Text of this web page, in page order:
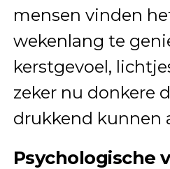
mensen vinden
wekenlang te
kerstgevoel,
zeker nu donkere
drukkend kunnen
Psychologische